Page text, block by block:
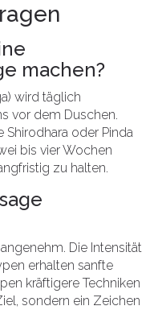
machen?
wird täglich
vor dem Duschen.
oder Pinda
bis vier Wochen
zu halten.
Die Intensität
erhalten sanfte
kräftigere Techniken
sondern ein Zeichen